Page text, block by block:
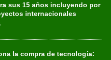
sus 15 años incluyendo por
internacionales
la compra de tecnología: